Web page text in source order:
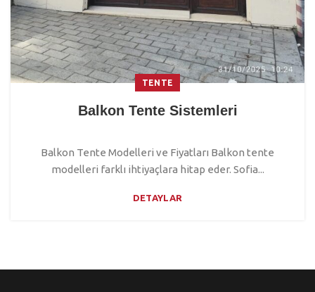
TENTE
Balkon Tente Sistemleri
Balkon Tente Modelleri ve Fiyatları Balkon tente
modelleri farklı ihtiyaçlara hitap eder. Sofia...
DETAYLAR